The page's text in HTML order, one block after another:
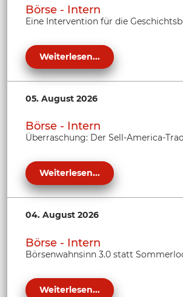
Börse - Intern
Eine Intervention für die
Weiterlesen...
05. August 2026
Börse - Intern
Überraschung: Der Sell-America-
Weiterlesen...
04. August 2026
Börse - Intern
Börsenwahnsinn 3.0 statt
Weiterlesen...